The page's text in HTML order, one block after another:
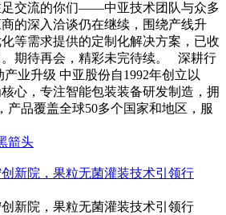
足交流的你们——中亚技术团队与众多
的深入洽谈仍在继续，围绕产线升
等需求提供的定制化解决方案，已收
期待再会，精彩未完待续。 深耕行
业升级 中亚股份自1992年创立以
心，专注智能包装装备研发制造，拥
产品覆盖全球50多个国家和地区，服
新院，果粒无菌灌装技术引领行
新院，果粒无菌灌装技术引领行